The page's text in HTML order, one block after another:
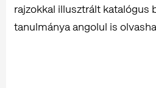
rajzokkal illusztrált katalógus
tanulmánya angolul is